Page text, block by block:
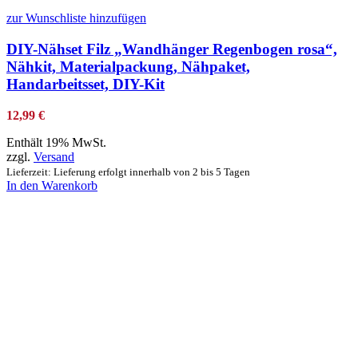
zur Wunschliste hinzufügen
DIY-Nähset Filz „Wandhänger Regenbogen rosa“,
Nähkit, Materialpackung, Nähpaket,
Handarbeitsset, DIY-Kit
12,99 €
Enthält 19% MwSt.
zzgl. Versand
Lieferzeit: Lieferung erfolgt innerhalb von 2 bis 5 Tagen
In den Warenkorb